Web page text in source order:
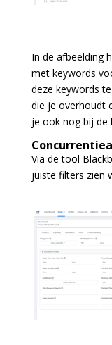
In de afbeelding
met keywords
deze keywords
die je overhoudt
je ook nog bij de
Via de tool
juiste filters zien